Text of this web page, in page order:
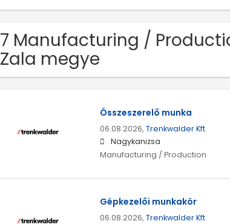
7 Manufacturing /
Zala megye
Összeszerelő munka
06.08.2026, Trenkwalder Kft
Nagykanizsa
Manufacturing / Production
Gépkezelői munkakör
06.08.2026, Trenkwalder Kft